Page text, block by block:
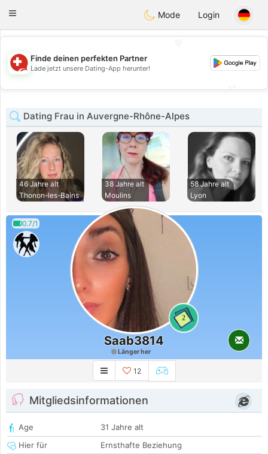
Suissi
Toggle
Mode Login
💖
💕
Finde deinen perfekten Partner
Lade jetzt unsere Dating-App herunter!
Dating Frau in Auvergne-Rhône-Alpes
46 Jahre alt
Thonon-les-Bains
38 Jahre alt
Moulins
58 Jahre alt
Lyon
0.7/1
2
Saab3814
Länger her
12
Mitgliedsinformationen
Age
31 Jahre alt
Hier für
Ernsthafte Beziehung